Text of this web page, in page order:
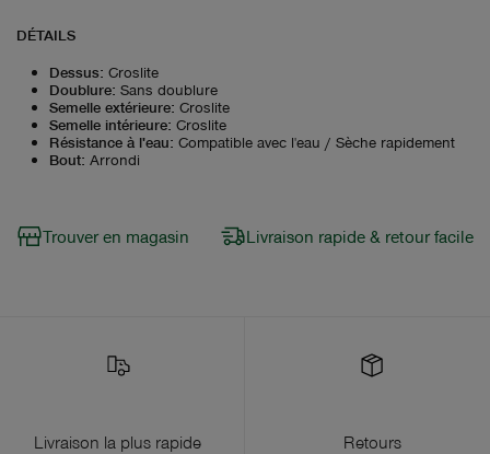
DÉTAILS
Dessus: Croslite
Doublure: Sans doublure
Semelle extérieure: Croslite
Semelle intérieure: Croslite
Résistance à l'eau: Compatible avec l'eau / Sèche rapidement
Bout: Arrondi
Trouver en magasin Livraison rapide & retour facile
Livraison la plus rapide
Retours